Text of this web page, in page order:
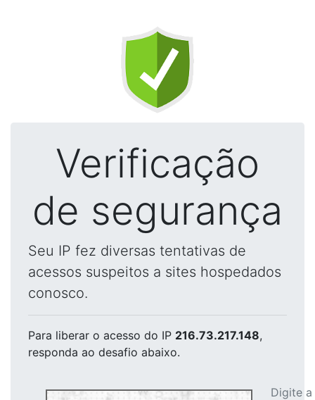
Verificação
de segurança
Seu IP fez diversas tentativas de
acessos suspeitos a sites hospedados
conosco.
Para liberar o acesso do IP 216.73.217.148,
responda ao desafio abaixo.
Digite